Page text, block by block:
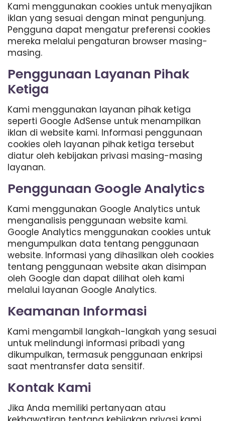
Kami menggunakan cookies untuk menyajikan
iklan yang sesuai dengan minat pengunjung.
Pengguna dapat mengatur preferensi cookies
mereka melalui pengaturan browser masing-
masing.
Penggunaan Layanan Pihak
Ketiga
Kami menggunakan layanan pihak ketiga
seperti Google AdSense untuk menampilkan
iklan di website kami. Informasi penggunaan
cookies oleh layanan pihak ketiga tersebut
diatur oleh kebijakan privasi masing-masing
layanan.
Penggunaan Google Analytics
Kami menggunakan Google Analytics untuk
menganalisis penggunaan website kami.
Google Analytics menggunakan cookies untuk
mengumpulkan data tentang penggunaan
website. Informasi yang dihasilkan oleh cookies
tentang penggunaan website akan disimpan
oleh Google dan dapat dilihat oleh kami
melalui layanan Google Analytics.
Keamanan Informasi
Kami mengambil langkah-langkah yang sesuai
untuk melindungi informasi pribadi yang
dikumpulkan, termasuk penggunaan enkripsi
saat mentransfer data sensitif.
Kontak Kami
Jika Anda memiliki pertanyaan atau